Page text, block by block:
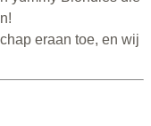
eraan toe, en wij